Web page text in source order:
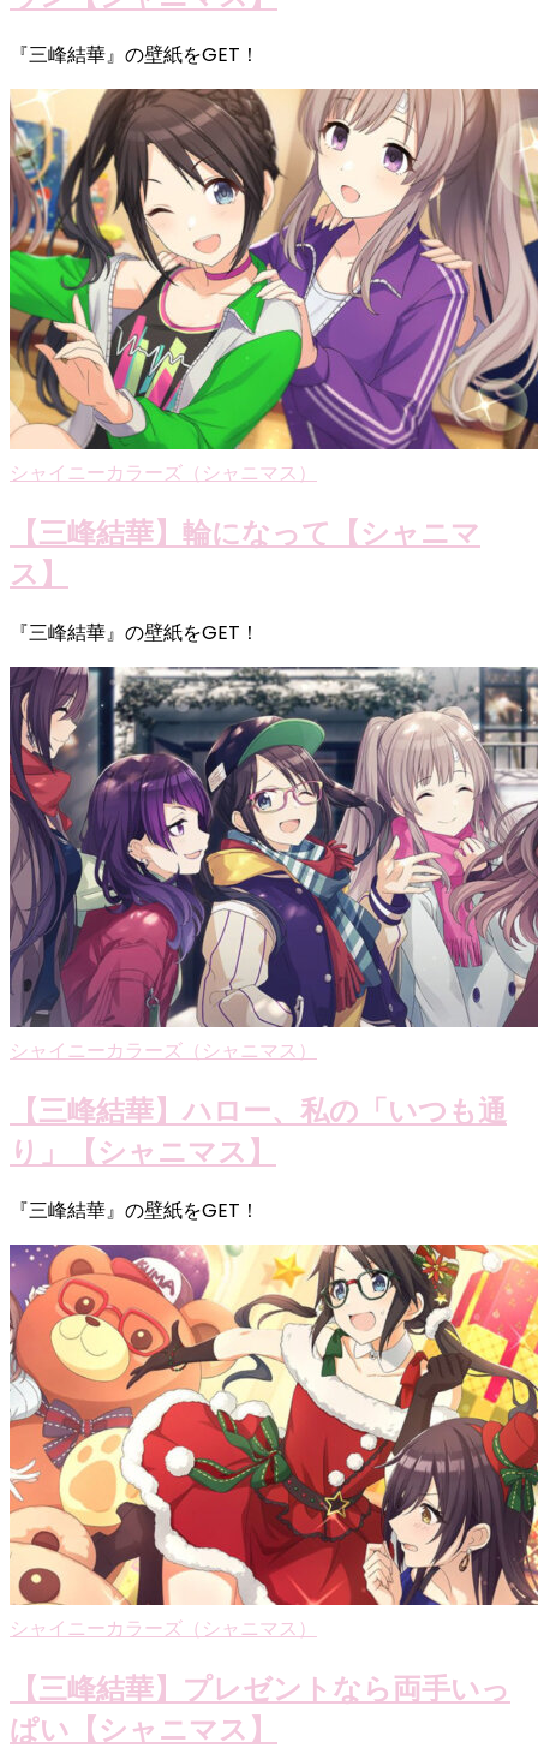
『三峰結華』の壁紙をGET！
シャイニーカラーズ（シャニマス）
【三峰結華】輪になって【シャニマ
ス】
『三峰結華』の壁紙をGET！
シャイニーカラーズ（シャニマス）
【三峰結華】ハロー、私の「いつも通
り」【シャニマス】
『三峰結華』の壁紙をGET！
シャイニーカラーズ（シャニマス）
【三峰結華】プレゼントなら両手いっ
ぱい【シャニマス】